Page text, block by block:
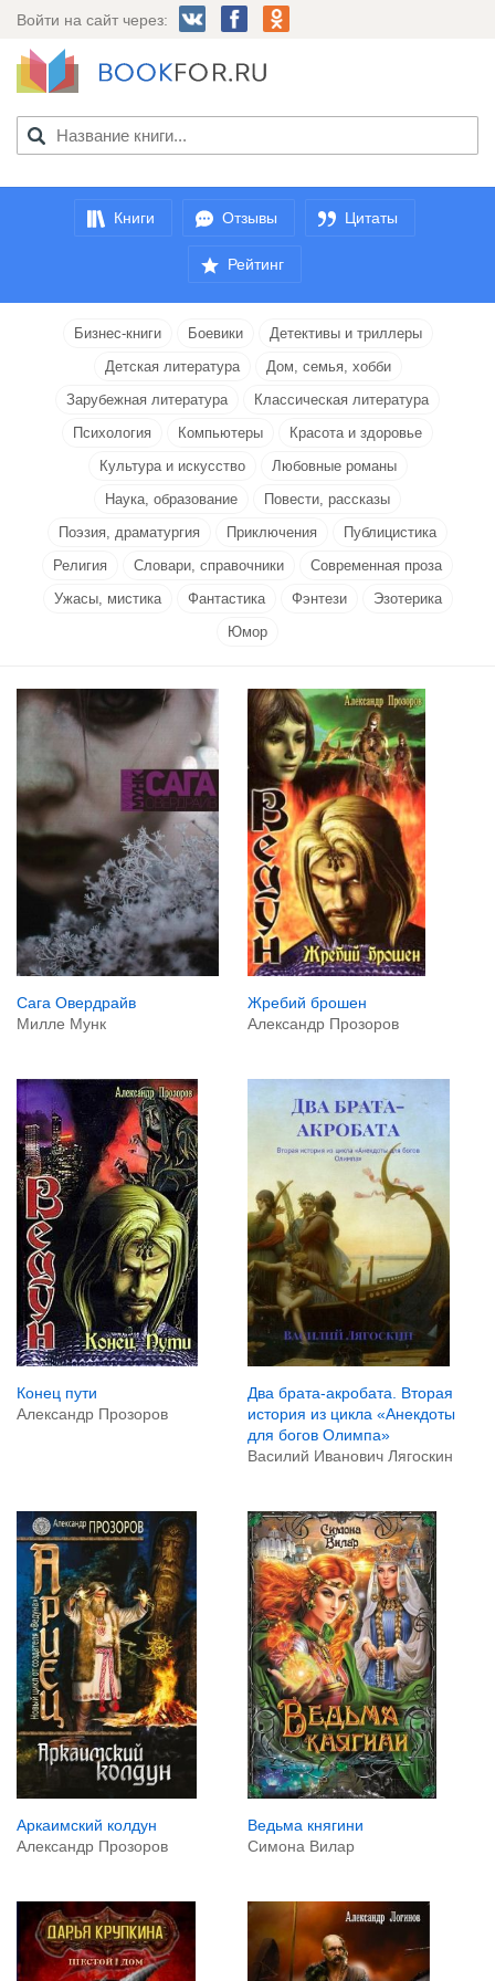
Войти на сайт через:
Книги Отзывы Цитаты
Рейтинг
Бизнес-книги Боевики
Детективы и триллеры
Детская литература
Дом, семья, хобби
Зарубежная литература
Классическая литература
Психология
Компьютеры
Красота и здоровье
Культура и искусство
Любовные романы
Наука, образование
Повести, рассказы
Поэзия, драматургия
Приключения
Публицистика
Религия
Словари, справочники
Современная проза
Ужасы, мистика
Фантастика Фэнтези
Эзотерика
Юмор
Сага Овердрайв
Милле Мунк
Жребий брошен
Александр Прозоров
Конец пути
Александр Прозоров
Два брата-акробата. Вторая
история из цикла «Анекдоты
для богов Олимпа»
Василий Иванович Лягоскин
Аркаимский колдун
Александр Прозоров
Ведьма княгини
Симона Вилар